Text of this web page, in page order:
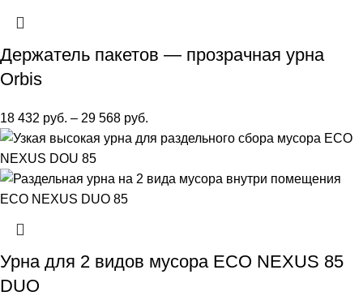
Держатель пакетов — прозрачная урна
Orbis
18 432 руб. – 29 568 руб.
Урна для 2 видов мусора ECO NEXUS 85
DUO